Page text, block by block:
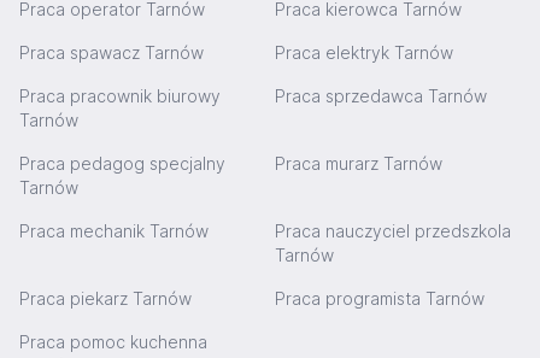
Praca operator Tarnów Praca kierowca Tarnów
Praca spawacz Tarnów Praca elektryk Tarnów
Praca pracownik biurowy
Tarnów
Praca sprzedawca Tarnów
Praca pedagog specjalny
Tarnów
Praca murarz Tarnów
Praca mechanik Tarnów
Praca nauczyciel przedszkola
Tarnów
Praca piekarz Tarnów Praca programista Tarnów
Praca pomoc kuchenna